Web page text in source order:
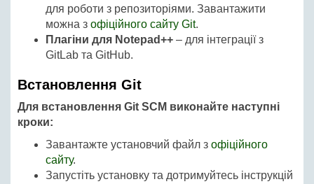
для роботи з репозиторіями. Завантажити
можна з офіційного сайту Git.
Плагіни для Notepad++ – для інтеграції з
GitLab та GitHub.
Встановлення Git
Для встановлення Git SCM виконайте наступні
кроки:
Завантажте установчий файл з офіційного
сайту.
Запустіть установку та дотримуйтесь інструкцій